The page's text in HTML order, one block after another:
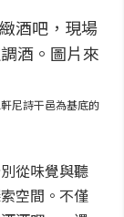
尼詩干邑為基底的
從味覺與聽
空間。不僅